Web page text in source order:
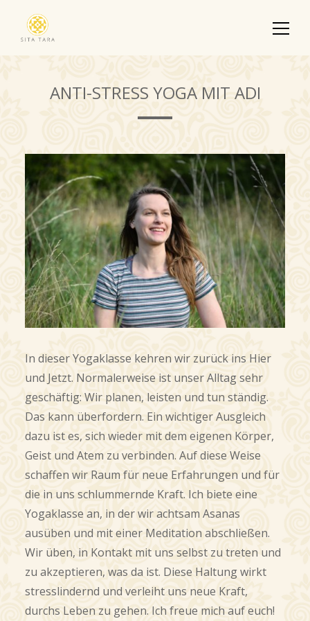
ANTI-STRESS YOGA MIT ADI
In dieser Yogaklasse kehren wir zurück ins Hier
und Jetzt. Normalerweise ist unser Alltag sehr
geschäftig: Wir planen, leisten und tun ständig.
Das kann überfordern. Ein wichtiger Ausgleich
dazu ist es, sich wieder mit dem eigenen Körper,
Geist und Atem zu verbinden. Auf diese Weise
schaffen wir Raum für neue Erfahrungen und für
die in uns schlummernde Kraft. Ich biete eine
Yogaklasse an, in der wir achtsam Asanas
ausüben und mit einer Meditation abschließen.
Wir üben, in Kontakt mit uns selbst zu treten und
zu akzeptieren, was da ist. Diese Haltung wirkt
stresslindernd und verleiht uns neue Kraft,
durchs Leben zu gehen. Ich freue mich auf euch!